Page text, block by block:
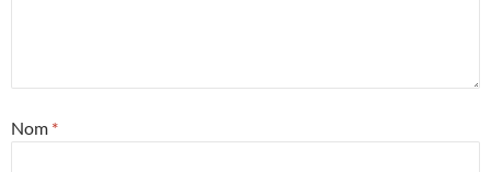
Nom *